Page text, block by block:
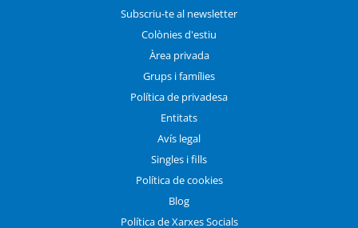
Subscriu-te al newsletter
Colònies d'estiu
Àrea privada
Grups i famílies
Política de privadesa
Entitats
Avís legal
Singles i fills
Política de cookies
Blog
Política de Xarxes Socials